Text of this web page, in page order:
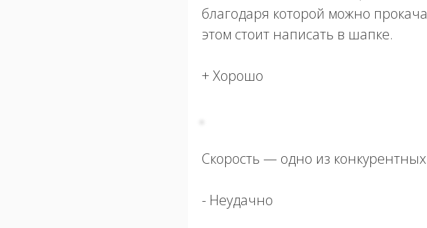
благодаря которой можно
этом стоит написать в шапке.
+ Хорошо
Скорость — одно из
- Неудачно